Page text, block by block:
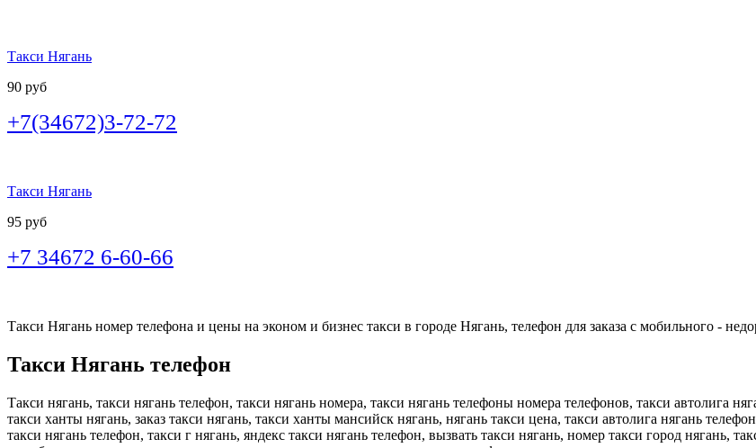
Такси Нягань
90 руб
+7(34672)3-72-72
Такси Нягань
95 руб
+7 34672 6-60-66
Такси Нягань номер телефона и цены на эконом и бизнес такси в городе Нягань, телефон для заказа с мобильного -
Такси Нягань телефон
Такси нягань, такси нягань телефон, такси нягань номера, такси нягань телефоны номера телефонов, такси автолига
такси ханты нягань, заказ такси нягань, такси ханты мансийск нягань, нягань такси цена, такси автолига нягань
такси нягань телефон, такси г нягань, яндекс такси нягань телефон, вызвать такси нягань, номер такси город нягань,